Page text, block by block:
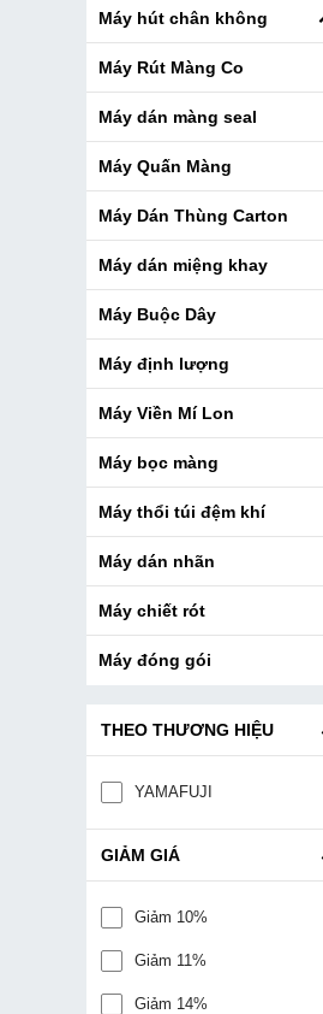
Máy hút chân không
Máy Rút Màng Co
Máy dán màng seal
Máy Quấn Màng
Máy Dán Thùng Carton
Máy dán miệng khay
Máy Buộc Dây
Máy định lượng
Máy Viền Mí Lon
Máy bọc màng
Máy thổi túi đệm khí
Máy dán nhãn
Máy chiết rót
Máy đóng gói
THEO THƯƠNG HIỆU
YAMAFUJI
GIẢM GIÁ
Giảm 10%
Giảm 11%
Giảm 14%